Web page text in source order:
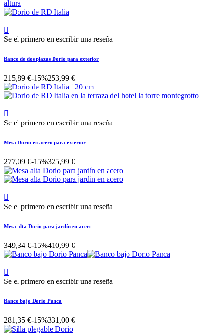

Se el primero en escribir una reseña
Banco de dos plazas Dorio para exterior
215,89 €-15%253,99 €

Se el primero en escribir una reseña
Mesa Dorio en acero para exterior
277,09 €-15%325,99 €

Se el primero en escribir una reseña
Mesa alta Dorio para jardín en acero
349,34 €-15%410,99 €

Se el primero en escribir una reseña
Banco bajo Dorio Panca
281,35 €-15%331,00 €